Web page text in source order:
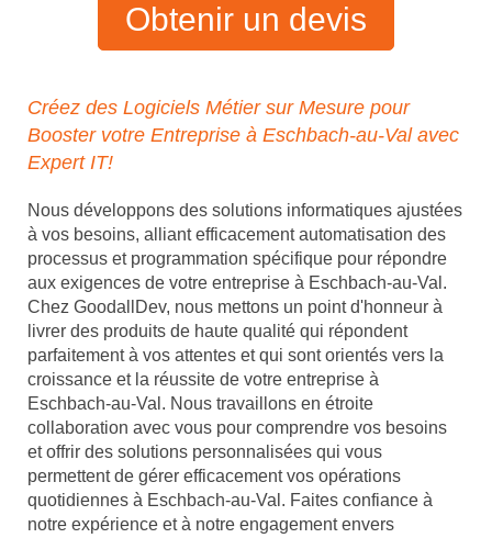
Obtenir un devis
Créez des Logiciels Métier sur Mesure pour
Booster votre Entreprise à Eschbach-au-Val avec
Expert IT!
Nous développons des solutions informatiques ajustées
à vos besoins, alliant efficacement automatisation des
processus et programmation spécifique pour répondre
aux exigences de votre entreprise à Eschbach-au-Val.
Chez GoodallDev, nous mettons un point d'honneur à
livrer des produits de haute qualité qui répondent
parfaitement à vos attentes et qui sont orientés vers la
croissance et la réussite de votre entreprise à
Eschbach-au-Val. Nous travaillons en étroite
collaboration avec vous pour comprendre vos besoins
et offrir des solutions personnalisées qui vous
permettent de gérer efficacement vos opérations
quotidiennes à Eschbach-au-Val. Faites confiance à
notre expérience et à notre engagement envers